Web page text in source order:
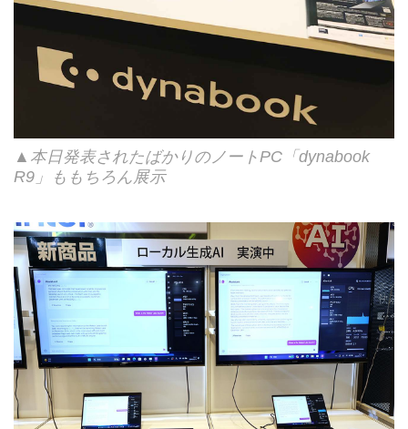
▲本日発表されたばかりのノートPC「dynabook
R9」ももちろん展示